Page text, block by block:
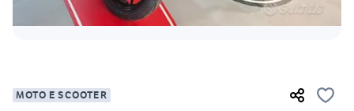
MOTO E SCOOTER